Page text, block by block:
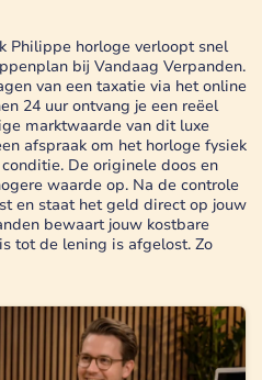
Philippe horloge verloopt snel
bij Vandaag Verpanden.
van een taxatie via het online
24 uur ontvang je een reëel
marktwaarde van dit luxe
afspraak om het horloge fysiek
De originele doos en
waarde op. Na de controle
en staat het geld direct op jouw
bewaart jouw kostbare
tot de lening is afgelost. Zo